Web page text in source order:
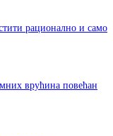
рационално и само
врућина повећан